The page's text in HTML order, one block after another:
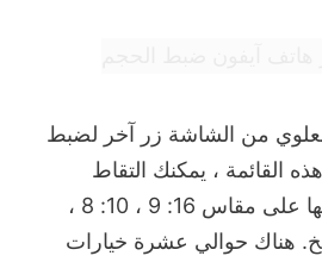
من الشاشة زر آخر لضبط
القائمة ، يمكنك التقاط
صورتك الأصلية وضبطها على مقاس 16: 9 ، 10: 8 ،
، 4: 3 ، 3: 2 ، إلخ. هناك حوالي عشرة خيارات